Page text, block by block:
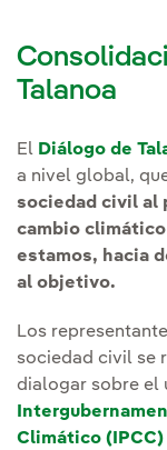
Talanoa
El Diálogo de
a nivel global,
sociedad civil al
cambio climático
estamos, hacia
al objetivo.
Los
sociedad civil se
dialogar sobre el
Climático (IPCC)